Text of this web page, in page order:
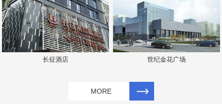
长征酒店 世纪金花广场
MORE